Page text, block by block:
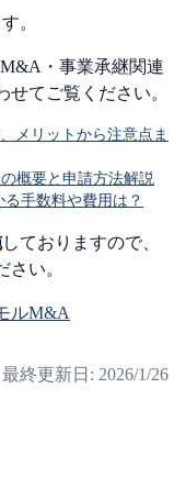
。
・事業承継関連
てご覧ください。
メリットから注意点ま
概要と申請方法解説
手数料や費用は？
しておりますので、
い。
ルM&A
最終更新日: 2026/1/26